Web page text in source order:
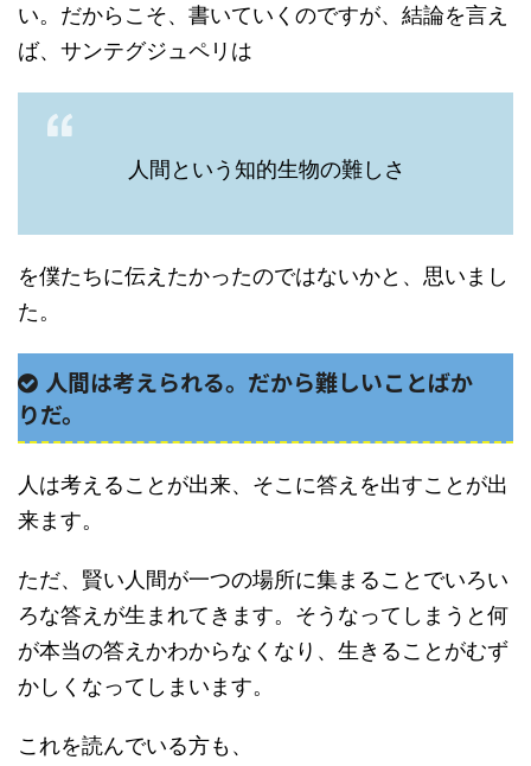
い。だからこそ、書いていくのですが、結論を言え
ば、サンテグジュペリは
人間という知的生物の難しさ
を僕たちに伝えたかったのではないかと、思いまし
た。
人間は考えられる。だから難しいことばか
りだ。
人は考えることが出来、そこに答えを出すことが出
来ます。
ただ、賢い人間が一つの場所に集まることでいろい
ろな答えが生まれてきます。そうなってしまうと何
が本当の答えかわからなくなり、生きることがむず
かしくなってしまいます。
これを読んでいる方も、